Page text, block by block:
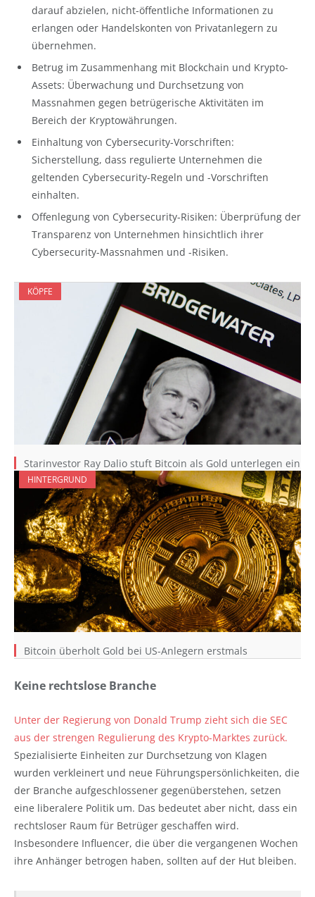
darauf abzielen, nicht-öffentliche Informationen zu
erlangen oder Handelskonten von Privatanlegern zu
übernehmen.
Betrug im Zusammenhang mit Blockchain und Krypto-
Assets: Überwachung und Durchsetzung von
Massnahmen gegen betrügerische Aktivitäten im
Bereich der Kryptowährungen.
Einhaltung von Cybersecurity-Vorschriften:
Sicherstellung, dass regulierte Unternehmen die
geltenden Cybersecurity-Regeln und -Vorschriften
einhalten.
Offenlegung von Cybersecurity-Risiken: Überprüfung der
Transparenz von Unternehmen hinsichtlich ihrer
Cybersecurity-Massnahmen und -Risiken.
KÖPFE
Starinvestor Ray Dalio stuft Bitcoin als Gold unterlegen ein
HINTERGRUND
Bitcoin überholt Gold bei US-Anlegern erstmals
Keine rechtslose Branche
Unter der Regierung von Donald Trump zieht sich die SEC
aus der strengen Regulierung des Krypto-Marktes zurück.
Spezialisierte Einheiten zur Durchsetzung von Klagen
wurden verkleinert und neue Führungspersönlichkeiten, die
der Branche aufgeschlossener gegenüberstehen, setzen
eine liberalere Politik um. Das bedeutet aber nicht, dass ein
rechtsloser Raum für Betrüger geschaffen wird.
Insbesondere Influencer, die über die vergangenen Wochen
ihre Anhänger betrogen haben, sollten auf der Hut bleiben.